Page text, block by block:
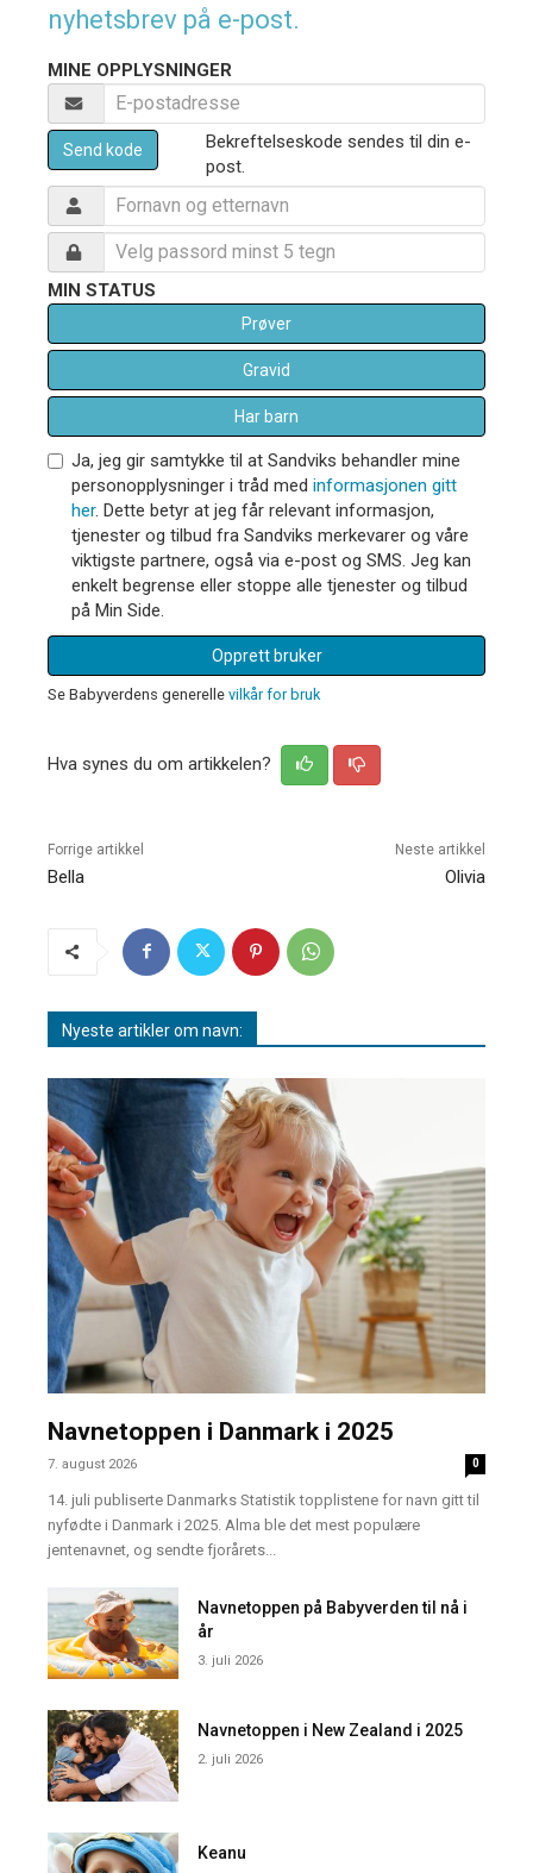
nyhetsbrev på e-post.
MINE OPPLYSNINGER
Send kode
Bekreftelseskode sendes til din e-
post.
MIN STATUS
Prøver
Gravid
Har barn
Ja, jeg gir samtykke til at Sandviks behandler mine
personopplysninger i tråd med informasjonen gitt
her. Dette betyr at jeg får relevant informasjon,
tjenester og tilbud fra Sandviks merkevarer og våre
viktigste partnere, også via e-post og SMS. Jeg kan
enkelt begrense eller stoppe alle tjenester og tilbud
på Min Side.
Opprett bruker
Se Babyverdens generelle vilkår for bruk
Hva synes du om artikkelen?
Forrige artikkel
Bella
Neste artikkel
Olivia
Nyeste artikler om navn:
Navnetoppen i Danmark i 2025
7. august 2026 0
14. juli publiserte Danmarks Statistik topplistene for navn gitt til
nyfødte i Danmark i 2025. Alma ble det mest populære
jentenavnet, og sendte fjorårets...
Navnetoppen på Babyverden til nå i
år
3. juli 2026
Navnetoppen i New Zealand i 2025
2. juli 2026
Keanu